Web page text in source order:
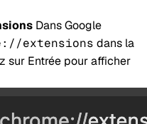
Dans Google
extensions dans la
sur Entrée pour afficher